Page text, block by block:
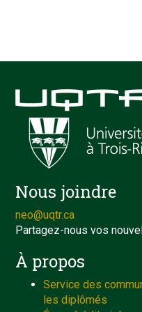
Nous joindre
neo@uqtr.ca
Partagez-nous vos
À propos
Service des
les diplômés